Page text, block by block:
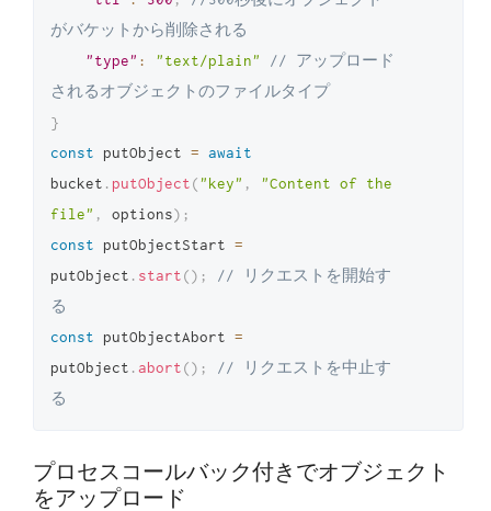
がバケットから削除される
"type" : "text/plain"
// アップロード
されるオブジェクトのファイルタイプ
}
const putObject = await
bucket . putObject("key" ,
"Content of the
file" , options) ;
const putObjectStart =
putObject . start() ;
// リクエストを開始す
る
const putObjectAbort =
putObject .abort() ;
// リクエストを中止す
る
プロセスコールバック付きでオブジェクト
をアップロード